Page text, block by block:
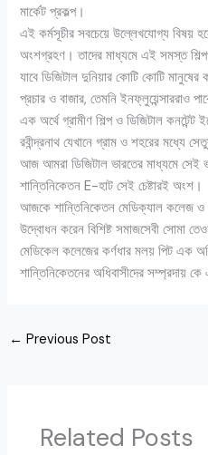
মার্কেট প্রকল্প।
এই কর্মসূচীর সবচেয়ে উল্লেখযোগ্য বিষয়
অংশগ্রহণ। তাদের মাধ্যমে এই সমস্ত
যাবে ডিজিটাল দুনিয়ার কোটি কোটি
প্রচার ও বাজার, তেমনি ইনফ্লুয়েন্সাররাও
এক অর্থে গ্রামীণ শিল্প ও ডিজিটাল কনটেন্ট
রবীন্দ্রনাথ যেখানে গ্রাম ও শহরের মধ্যে
আজ আমরা ডিজিটাল ভারতের মাধ্যমে সেই
শান্তিনিকেতন E-হাট সেই চেষ্টারই অংশ।
আজকে শান্তিনিকেতন মেডিক্যাল কলেজ ও
উদ্বোধন করেন বিশিষ্ট সমাজসেবী সোমা
মেডিকেল কলেজের কর্ণধার মলয় পিট এক
শান্তিনিকেতনের অধিবাসীদের সম্প্রদায়
← Previous Post
Related Posts